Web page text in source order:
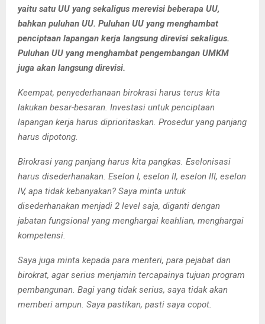
yaitu satu UU yang sekaligus merevisi beberapa UU,
bahkan puluhan UU. Puluhan UU yang menghambat
penciptaan lapangan kerja langsung direvisi sekaligus.
Puluhan UU yang menghambat pengembangan UMKM
juga akan langsung direvisi.
Keempat, penyederhanaan birokrasi harus terus kita
lakukan besar-besaran. Investasi untuk penciptaan
lapangan kerja harus diprioritaskan. Prosedur yang panjang
harus dipotong.
Birokrasi yang panjang harus kita pangkas. Eselonisasi
harus disederhanakan. Eselon I, eselon II, eselon III, eselon
IV, apa tidak kebanyakan? Saya minta untuk
disederhanakan menjadi 2 level saja, diganti dengan
jabatan fungsional yang menghargai keahlian, menghargai
kompetensi.
Saya juga minta kepada para menteri, para pejabat dan
birokrat, agar serius menjamin tercapainya tujuan program
pembangunan. Bagi yang tidak serius, saya tidak akan
memberi ampun. Saya pastikan, pasti saya copot.